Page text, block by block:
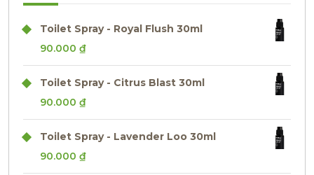
Toilet Spray - Royal Flush 30ml
90.000 ₫
Toilet Spray - Citrus Blast 30ml
90.000 ₫
Toilet Spray - Lavender Loo 30ml
90.000 ₫